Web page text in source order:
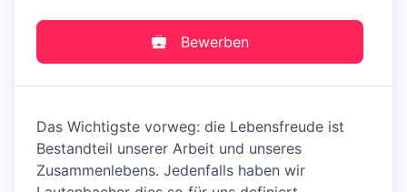
Bewerben
Das Wichtigste vorweg: die Lebensfreude ist
Bestandteil unserer Arbeit und unseres
Zusammenlebens. Jedenfalls haben wir